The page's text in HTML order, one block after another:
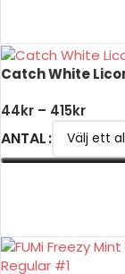
Catch White
44kr – 415kr
ANTAL